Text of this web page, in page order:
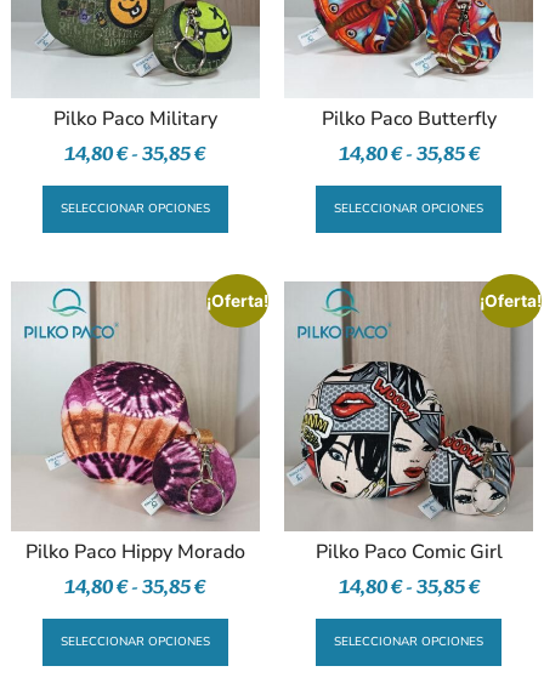
Pilko Paco Military
14,80€-35,85€
SELECCIONAR OPCIONES
Pilko Paco Butterfly
14,80€-35,85€
SELECCIONAR OPCIONES
¡Oferta!
Pilko Paco Hippy Morado
14,80€-35,85€
SELECCIONAR OPCIONES
¡Oferta!
Pilko Paco Comic Girl
14,80€-35,85€
SELECCIONAR OPCIONES